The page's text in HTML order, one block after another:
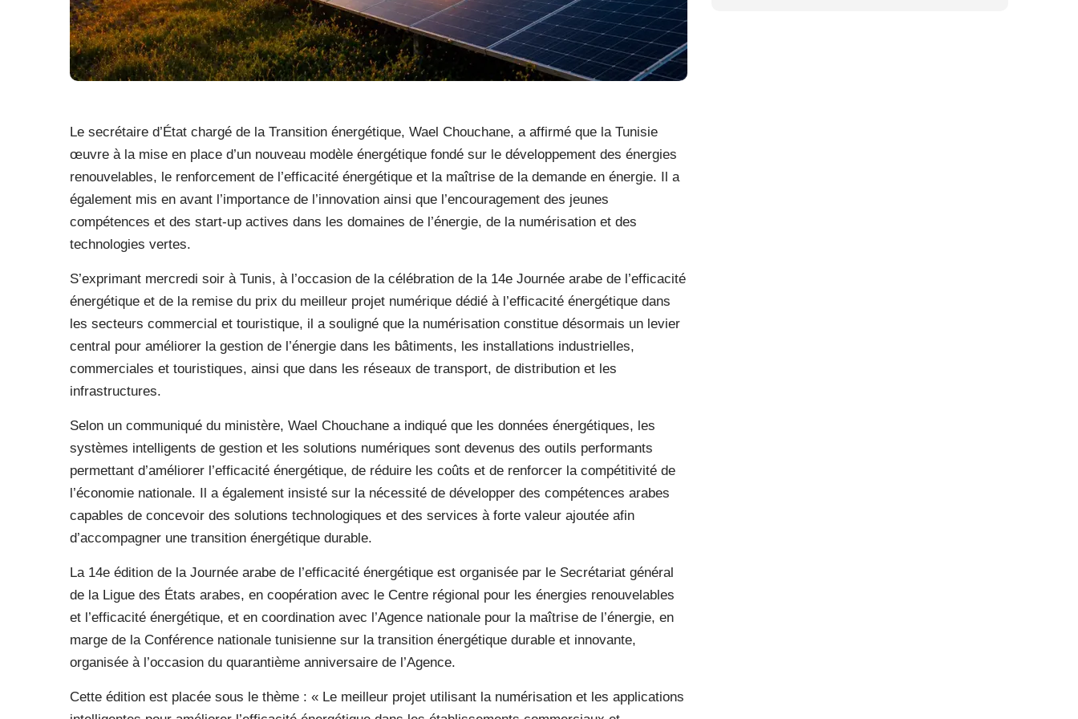
Le secrétaire d’État chargé de la Transition énergétique, Wael Chouchane, a affirmé que la Tunisie
œuvre à la mise en place d’un nouveau modèle énergétique fondé sur le développement des énergies
renouvelables, le renforcement de l’efficacité énergétique et la maîtrise de la demande en énergie. Il a
également mis en avant l’importance de l’innovation ainsi que l’encouragement des jeunes
compétences et des start-up actives dans les domaines de l’énergie, de la numérisation et des
technologies vertes.
S’exprimant mercredi soir à Tunis, à l’occasion de la célébration de la 14e Journée arabe de l’efficacité
énergétique et de la remise du prix du meilleur projet numérique dédié à l’efficacité énergétique dans
les secteurs commercial et touristique, il a souligné que la numérisation constitue désormais un levier
central pour améliorer la gestion de l’énergie dans les bâtiments, les installations industrielles,
commerciales et touristiques, ainsi que dans les réseaux de transport, de distribution et les
infrastructures.
Selon un communiqué du ministère, Wael Chouchane a indiqué que les données énergétiques, les
systèmes intelligents de gestion et les solutions numériques sont devenus des outils performants
permettant d’améliorer l’efficacité énergétique, de réduire les coûts et de renforcer la compétitivité de
l’économie nationale. Il a également insisté sur la nécessité de développer des compétences arabes
capables de concevoir des solutions technologiques et des services à forte valeur ajoutée afin
d’accompagner une transition énergétique durable.
La 14e édition de la Journée arabe de l’efficacité énergétique est organisée par le Secrétariat général
de la Ligue des États arabes, en coopération avec le Centre régional pour les énergies renouvelables
et l’efficacité énergétique, et en coordination avec l’Agence nationale pour la maîtrise de l’énergie, en
marge de la Conférence nationale tunisienne sur la transition énergétique durable et innovante,
organisée à l’occasion du quarantième anniversaire de l’Agence.
Cette édition est placée sous le thème : « Le meilleur projet utilisant la numérisation et les applications